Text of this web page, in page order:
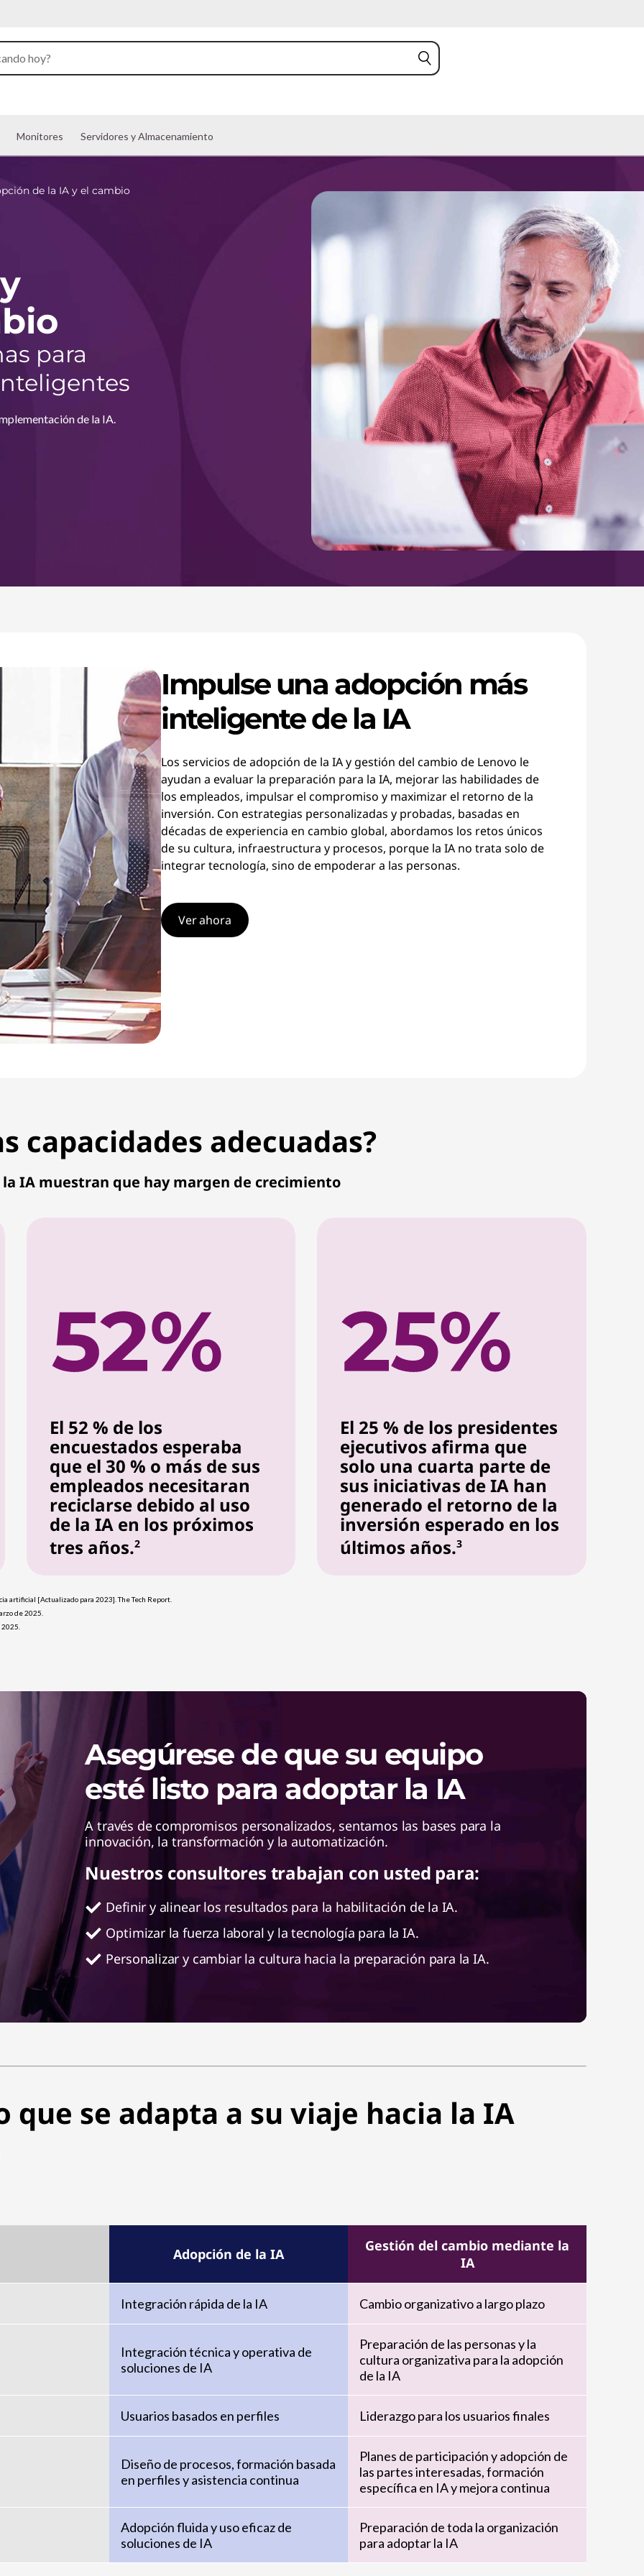
Monitores Servidores y Almacenamiento
de la IA y el cambio
para
de la IA.
Impulse una adopción más
inteligente de la IA
Los servicios de adopción de la IA y gestión del cambio de Lenovo le
ayudan a evaluar la preparación para la IA, mejorar las habilidades de
los empleados, impulsar el compromiso y maximizar el retorno de la
inversión. Con estrategias personalizadas y probadas, basadas en
décadas de experiencia en cambio global, abordamos los retos únicos
de su cultura, infraestructura y procesos, porque la IA no trata solo de
integrar tecnología, sino de empoderar a las personas.
Ver ahora
capacidades adecuadas?
IA muestran que hay margen de crecimiento
El 52 % de los
encuestados esperaba
que el 30 % o más de sus
empleados necesitaran
reciclarse debido al uso
de la IA en los próximos
tres años.2
El 25 % de los presidentes
ejecutivos afirma que
solo una cuarta parte de
sus iniciativas de IA han
generado el retorno de la
inversión esperado en los
últimos años.3
artificial [Actualizado para 2023]. The Tech Report.
de 2025.
Asegúrese de que su equipo
esté listo para adoptar la IA
A través de compromisos personalizados, sentamos las bases para la
innovación, la transformación y la automatización.
Nuestros consultores trabajan con usted para:
Definir y alinear los resultados para la habilitación de la IA.
Optimizar la fuerza laboral y la tecnología para la IA.
Personalizar y cambiar la cultura hacia la preparación para la IA.
que se adapta a su viaje hacia la IA
Adopción de la IA
Gestión del cambio mediante la
IA
Integración rápida de la IA Cambio organizativo a largo plazo
Integración técnica y operativa de
soluciones de IA
Preparación de las personas y la
cultura organizativa para la adopción
de la IA
Usuarios basados en perfiles Liderazgo para los usuarios finales
Diseño de procesos, formación basada
en perfiles y asistencia continua
Planes de participación y adopción de
las partes interesadas, formación
específica en IA y mejora continua
Adopción fluida y uso eficaz de
soluciones de IA
Preparación de toda la organización
para adoptar la IA